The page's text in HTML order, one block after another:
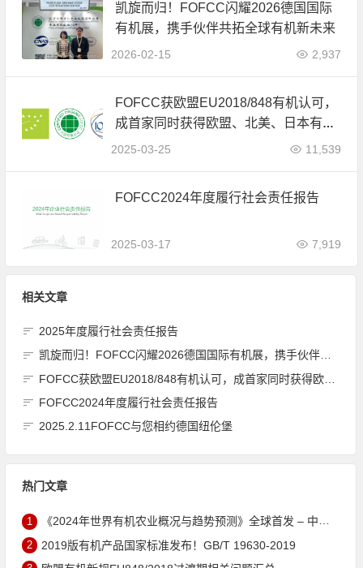
凯旋而归！FOFCC闪耀2026德国国际
有机展，携手伙伴共拓全球有机新未来
2026-02-15 2,937
FOFCC获欧盟EU2018/848有机认可，
成首家同时获得欧盟、北美、日本有机
认可的中国内资认证机构
2025-03-25 11,539
FOFCC2024年度履行社会责任报告
2025-03-17 7,919
相关文章
2025年度履行社会责任报告
凯旋而归！FOFCC闪耀2026德国国际有机展，携手伙伴共拓全球有机新未来
FOFCC获欧盟EU2018/848有机认可，成首家同时获得欧盟、北美、日本有机认可的中国内资认证机构
FOFCC2024年度履行社会责任报告
2025.2.11FOFCC与您相约德国纽伦堡
热门文章
1 《2024年世界有机农业概况与趋势预测》全球首发 – 中国有机市场规模跻身世界第三
2 2019版有机产品国家标准发布！GB/T 19630-2019